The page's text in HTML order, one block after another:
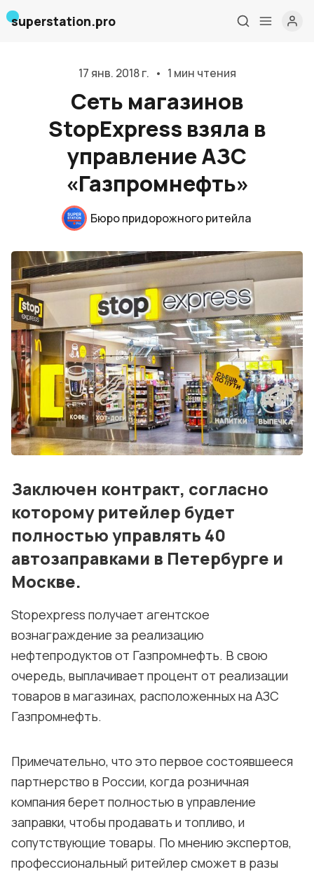
Главная
О нас
Дизайн и проектирование
Консалтинг и обучение
Блог
События
Контакты
Лучшие АЗС мира
Мнения
Видео
Условия использования материалов
Политика конфиденциальности и cookie
superstation.pro
17 янв. 2018 г. • 1 мин чтения
Сеть магазинов
StopExpress взяла в
управление АЗС
«Газпромнефть»
Бюро придорожного ритейла
Заключен контракт, согласно
которому ритейлер будет
полностью управлять 40
автозаправками в Петербурге и
Москве.
Stopexpress получает агентское
вознаграждение за реализацию
нефтепродуктов от Газпромнефть. В свою
очередь, выплачивает процент от реализации
товаров в магазинах, расположенных на АЗС
Газпромнефть.
Примечательно, что это первое состоявшееся
партнерство в России, когда розничная
компания берет полностью в управление
заправки, чтобы продавать и топливо, и
сопутствующие товары. По мнению экспертов,
профессиональный ритейлер сможет в разы